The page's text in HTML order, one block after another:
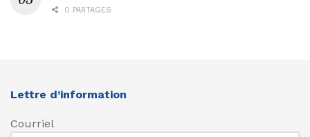
0 PARTAGES
Lettre d’information
Courriel